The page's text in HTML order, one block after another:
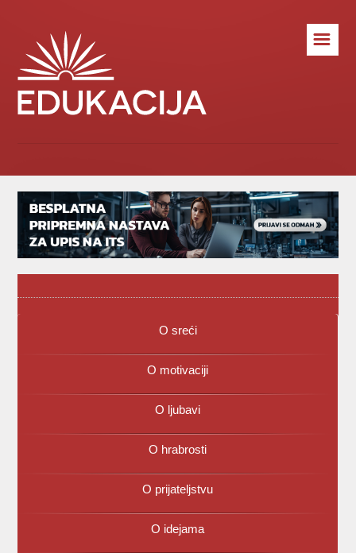
☰
O sreći
O motivaciji
O ljubavi
O hrabrosti
O prijateljstvu
O idejama